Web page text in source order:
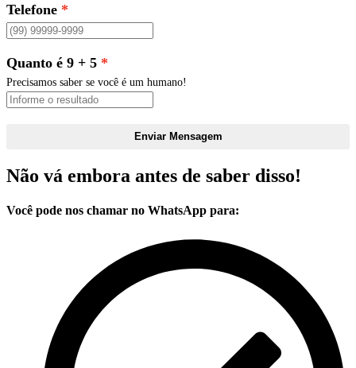
Telefone
Quanto é 9 + 5
Precisamos saber se você é um humano!
Enviar Mensagem
Não vá embora antes de saber disso!
Você pode nos chamar no WhatsApp para: